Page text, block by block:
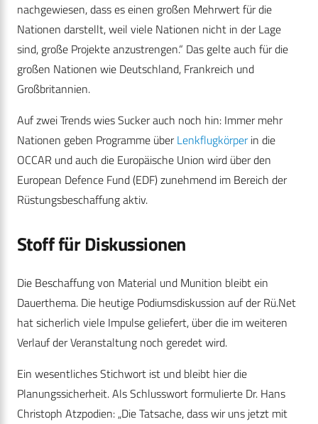
nachgewiesen, dass es einen großen Mehrwert für die
Nationen darstellt, weil viele Nationen nicht in der Lage
sind, große Projekte anzustrengen.“ Das gelte auch für die
großen Nationen wie Deutschland, Frankreich und
Großbritannien.
Auf zwei Trends wies Sucker auch noch hin: Immer mehr
Nationen geben Programme überLenkflugkörperin die
OCCAR und auch die Europäische Union wird über den
European Defence Fund (EDF) zunehmend im Bereich der
Rüstungsbeschaffung aktiv.
Stoff für Diskussionen
Die Beschaffung von Material und Munition bleibt ein
Dauerthema. Die heutige Podiumsdiskussion auf der Rü.Net
hat sicherlich viele Impulse geliefert, über die im weiteren
Verlauf der Veranstaltung noch geredet wird.
Ein wesentliches Stichwort ist und bleibt hier die
Planungssicherheit. Als Schlusswort formulierte Dr. Hans
Christoph Atzpodien: „Die Tatsache, dass wir uns jetzt mit